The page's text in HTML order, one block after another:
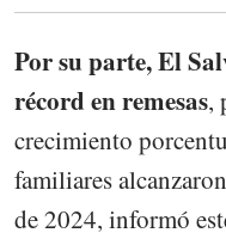
Por su parte, El
récord en remesas,
crecimiento
familiares
de 2024, informó